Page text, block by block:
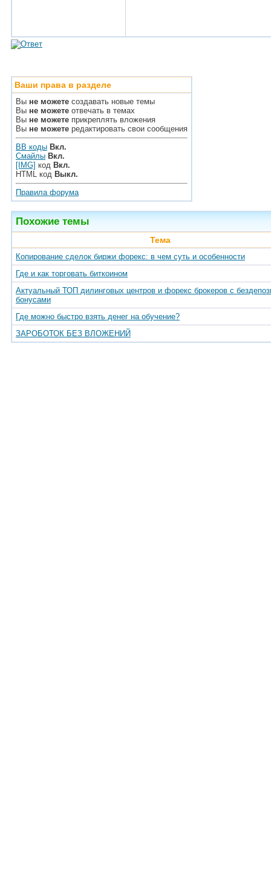
Ваши права в разделе
Вы не можете создавать новые темы
Вы не можете отвечать в темах
Вы не можете прикреплять вложения
Вы не можете редактировать свои сообщения
BB коды Вкл.
Смайлы Вкл.
[IMG] код Вкл.
HTML код Выкл.
Правила форума
Похожие темы
Тема
Копирование сделок биржи форекс: в чем суть и особенности
Где и как торговать биткоином
Актуальный ТОП дилинговых центров и форекс брокеров с
бонусами
Где можно быстро взять денег на обучение?
ЗАРОБОТОК БЕЗ ВЛОЖЕНИЙ